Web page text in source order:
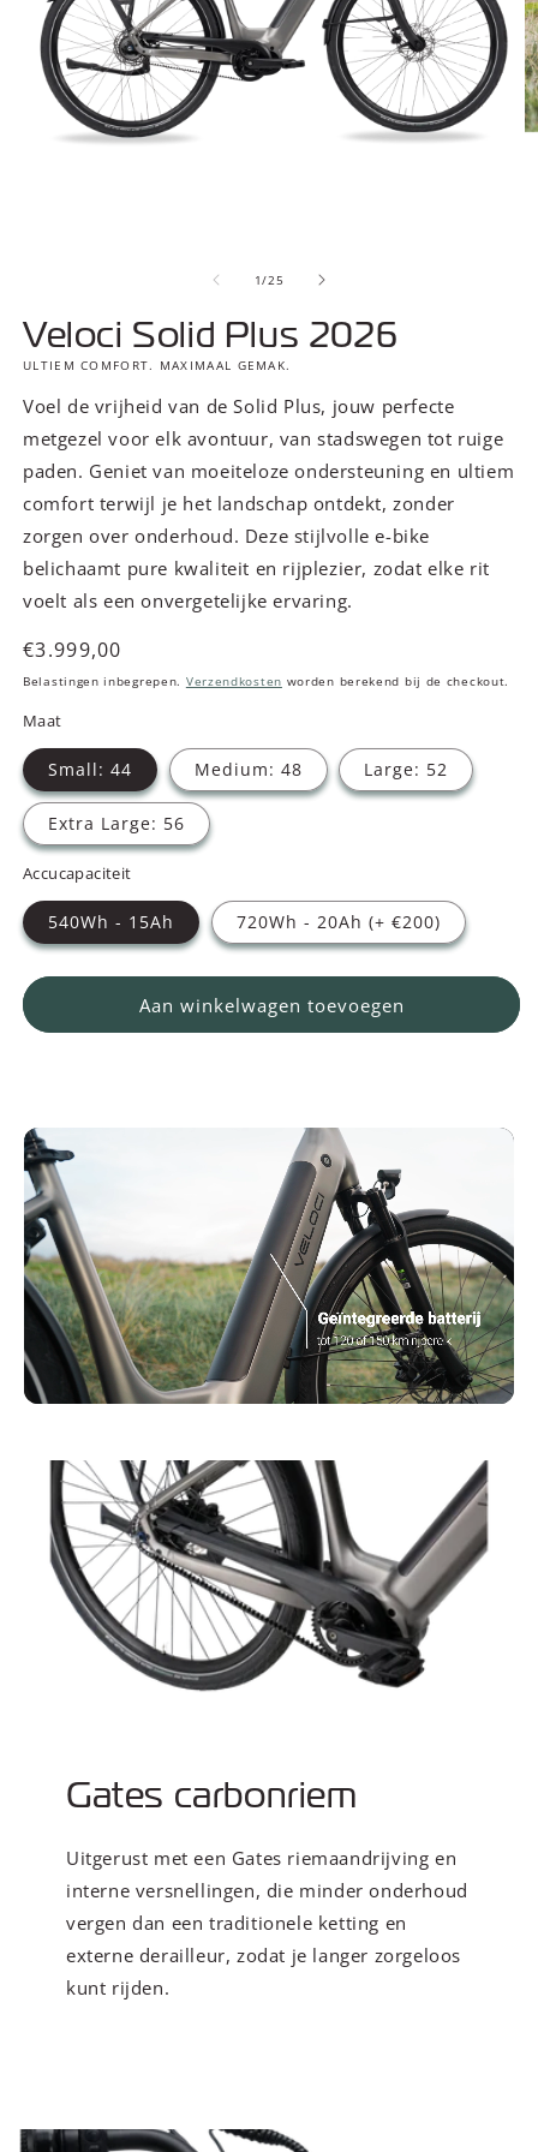
1/van
25
Veloci Solid Plus 2026
ULTIEM COMFORT. MAXIMAAL GEMAK.
Voel de vrijheid van de Solid Plus, jouw perfecte
metgezel voor elk avontuur, van stadswegen tot ruige
paden. Geniet van moeiteloze ondersteuning en ultiem
comfort terwijl je het landschap ontdekt, zonder
zorgen over onderhoud. Deze stijlvolle e-bike
belichaamt pure kwaliteit en rijplezier, zodat elke rit
voelt als een onvergetelijke ervaring.
Normale
prijs
€3.999,00
Belastingen inbegrepen. Verzendkosten worden berekend bij de checkout.
Maat
Small: 44 Medium: 48 Large: 52
Extra Large: 56
Accucapaciteit
540Wh - 15Ah 720Wh - 20Ah (+ €200)
Aan winkelwagen toevoegen
Gates carbonriem
Uitgerust met een Gates riemaandrijving en
interne versnellingen, die minder onderhoud
vergen dan een traditionele ketting en
externe derailleur, zodat je langer zorgeloos
kunt rijden.